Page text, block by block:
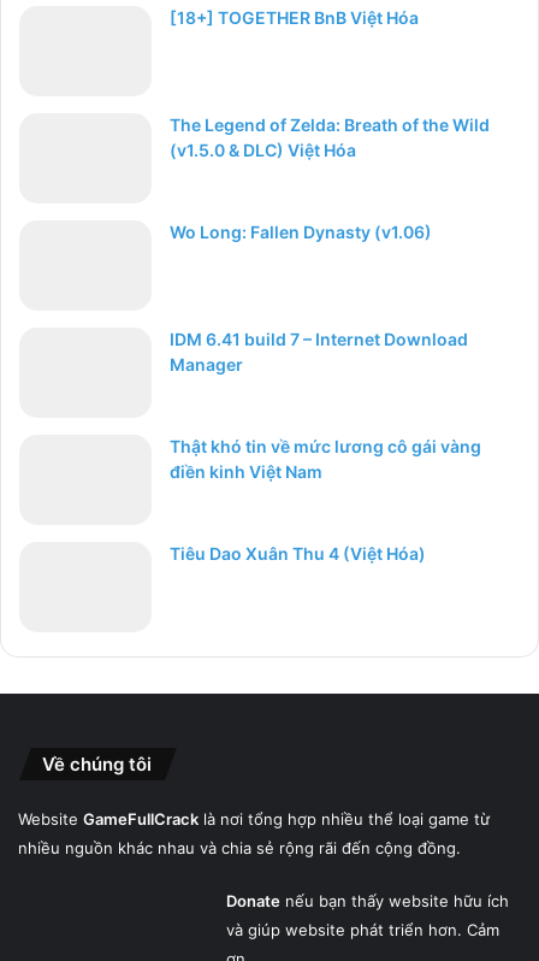
[18+] TOGETHER BnB Việt Hóa
The Legend of Zelda: Breath of the Wild
(v1.5.0 & DLC) Việt Hóa
Wo Long: Fallen Dynasty (v1.06)
IDM 6.41 build 7 – Internet Download
Manager
Thật khó tin về mức lương cô gái vàng
điền kinh Việt Nam
Tiêu Dao Xuân Thu 4 (Việt Hóa)
Về chúng tôi
Website GameFullCrack là nơi tổng hợp nhiều thể loại game từ
nhiều nguồn khác nhau và chia sẻ rộng rãi đến cộng đồng.
Donatenếu bạn thấy website hữu ích
và giúp website phát triển hơn. Cảm